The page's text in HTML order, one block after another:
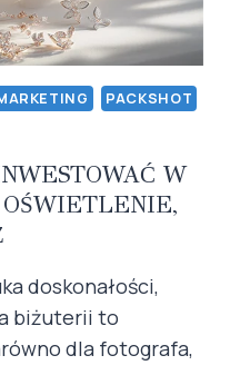
PACKSHOT
W
doskonałości,
biżuterii to
dla fotografa,